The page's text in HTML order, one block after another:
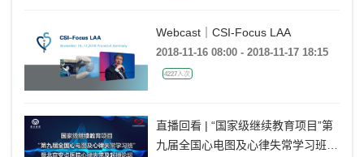
Webcast｜CSI-Focus LAA
2018-11-16 08:00 - 2018-11-17 18:15
4227人次
直播回看 | “国家级继续教育项目”第
九届全国心电图及心律失常学习班